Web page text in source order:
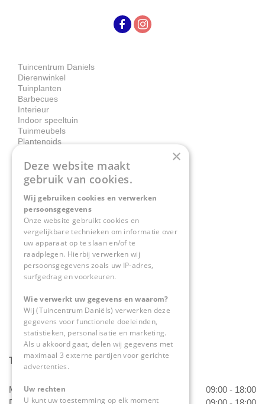
Tuincentrum Daniels
Dierenwinkel
Tuinplanten
Barbecues
Interieur
Indoor speeltuin
Tuinmeubels
Plantengids
Contact
Tuincentrum Daniëls
Herkenbosserweg 4
6063 NL Vlodrop
0475-534298
info@tuincentrumdaniels.nl
Tuincentrum Daniëls
Maandag
09:00 - 18:00
×
Deze website maakt
gebruik van cookies.
Wij gebruiken cookies en verwerken
persoonsgegevens
Onze website gebruikt cookies en
vergelijkbare technieken om informatie over
uw apparaat op te slaan en/of te
raadplegen. Hierbij verwerken wij
persoonsgegevens zoals uw IP-adres,
surfgedrag en voorkeuren.
Wie verwerkt uw gegevens en waarom?
Wij (Tuincentrum Daniëls) verwerken deze
gegevens voor functionele doeleinden,
statistieken, personalisatie en marketing.
Als u akkoord gaat, delen wij gegevens met
maximaal 3 externe partijen voor gerichte
advertenties.
Uw rechten
U kunt uw toestemming op elk moment